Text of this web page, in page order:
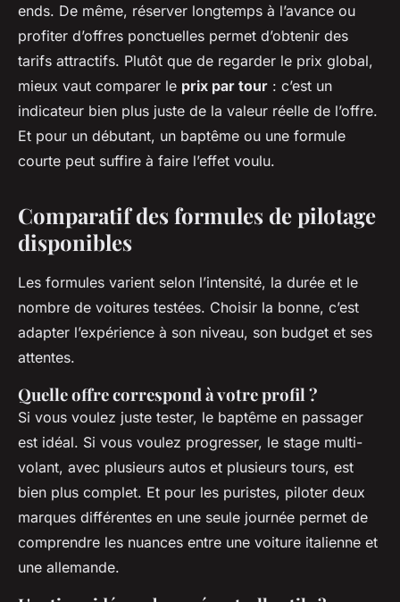
ends. De même, réserver longtemps à l’avance ou
profiter d’offres ponctuelles permet d’obtenir des
tarifs attractifs. Plutôt que de regarder le prix global,
mieux vaut comparer le prix par tour : c’est un
indicateur bien plus juste de la valeur réelle de l’offre.
Et pour un débutant, un baptême ou une formule
courte peut suffire à faire l’effet voulu.
Comparatif des formules de pilotage
disponibles
Les formules varient selon l’intensité, la durée et le
nombre de voitures testées. Choisir la bonne, c’est
adapter l’expérience à son niveau, son budget et ses
attentes.
Quelle offre correspond à votre profil ?
Si vous voulez juste tester, le baptême en passager
est idéal. Si vous voulez progresser, le stage multi-
volant, avec plusieurs autos et plusieurs tours, est
bien plus complet. Et pour les puristes, piloter deux
marques différentes en une seule journée permet de
comprendre les nuances entre une voiture italienne et
une allemande.